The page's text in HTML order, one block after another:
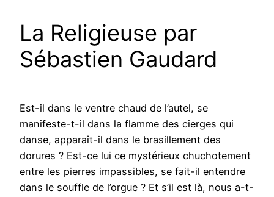
La Religieuse par
Sébastien Gaudard
Est-il dans le ventre chaud de l’autel, se
manifeste-t-il dans la flamme des cierges qui
danse, apparaît-il dans le brasillement des
dorures ? Est-ce lui ce mystérieux chuchotement
entre les pierres impassibles, se fait-il entendre
dans le souffle de l’orgue ? Et s’il est là, nous a-t-